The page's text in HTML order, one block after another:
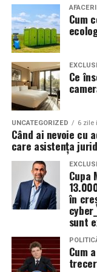
Valoarea 30 indică
temperatura
Rezultatul este un
economie de
Pentru ce motoare
USVO 5W30?
Tipul deulei de
recomandat
necesită un ulei
În funcție de
utilizat pe
Mercedes-
În plus, prin
organizatorii unui
impactul negativ
soluțiile
pentru natură.
promovarea unui
de vedere ecologic
naturale.
Impactul pozitiv
Alegerea unor
de toaletă, poate
unui eveniment.
ce în ce mai
organizatorii care
ar fi închirierea
câștiga aprecierea
AFACERI
Cum
Ce
UNCATEGORIZED 6 zile
Când ai nevoie cu
care asistența
Cupa
în
sunt
Cum